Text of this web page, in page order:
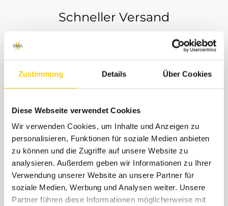
Zustimmung Details Über Cookies
Diese Webseite verwendet Cookies
Wir verwenden Cookies, um Inhalte und Anzeigen zu
personalisieren, Funktionen für soziale Medien anbieten
zu können und die Zugriffe auf unsere Website zu
analysieren. Außerdem geben wir Informationen zu Ihrer
Verwendung unserer Website an unsere Partner für
soziale Medien, Werbung und Analysen weiter. Unsere
Partner führen diese Informationen möglicherweise mit
Schneller Versand
Wir versenden innerhalb von 3-5 Werktagen per
uns einen DHL Tracking Link, so dass du immer ganz
genau weißt, wo dein Paket ist und wann es bei dir
Kostengünstiger Versand
Den größten Teil der Versandkosten übernehmen
wir für dich. Einen kleinen Anteil von 4,99€